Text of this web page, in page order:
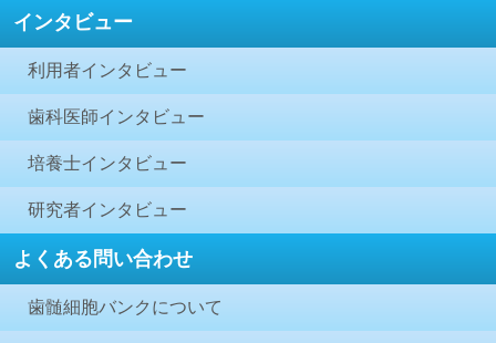
インタビュー
利用者インタビュー
歯科医師インタビュー
培養士インタビュー
研究者インタビュー
よくある問い合わせ
歯髄細胞バンクについて